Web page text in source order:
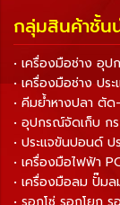
กลุ่มสินค้าชั้น
• เครื่องมือช่าง อุ
• เครื่องมือช่าง ปร
• คีมย้ำหางปลา ตั
• อุปกรณ์จัดเก็บ ก
• ประแจขันปอนด์
• เครื่องมือไฟฟ้า
• เครื่องมือลม ปั๊ม